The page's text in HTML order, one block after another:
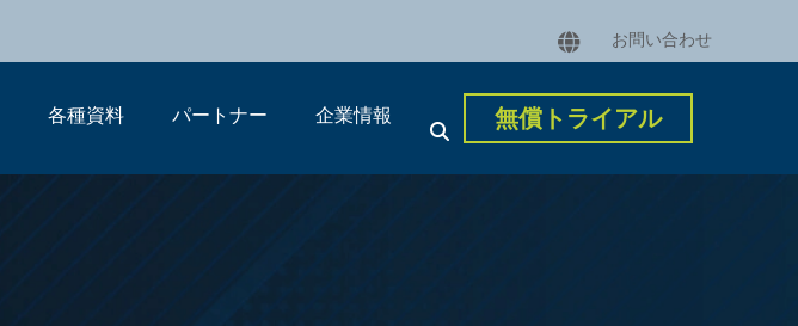
お問い合わせ
各種資料 パートナー 企業情報 無償トライアル